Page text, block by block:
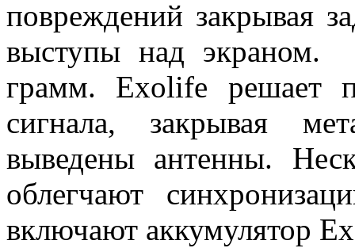
повреждений закрывая
выступы над экраном.
грамм. Exolife решает
сигнала, закрывая
выведены антенны.
облегчают
включают аккумулятор